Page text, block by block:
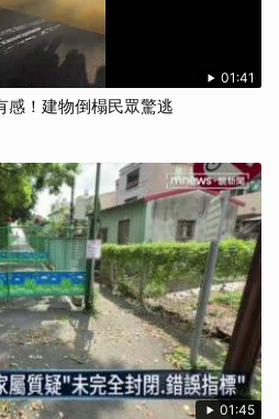
馬鈴薯切成厚約1公分半月型厚片，2面
上少許鹽、胡椒略醃15分鐘。）
01:41
感！建物倒榻民眾驚逃
01:45